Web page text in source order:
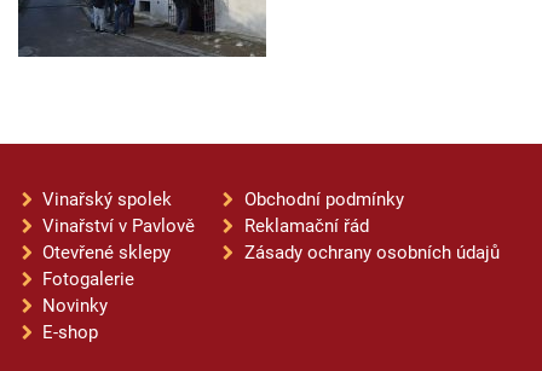
Vinařský spolek
Vinařství v Pavlově
Otevřené sklepy
Fotogalerie
Novinky
E-shop
Obchodní podmínky
Reklamační řád
Zásady ochrany osobních údajů